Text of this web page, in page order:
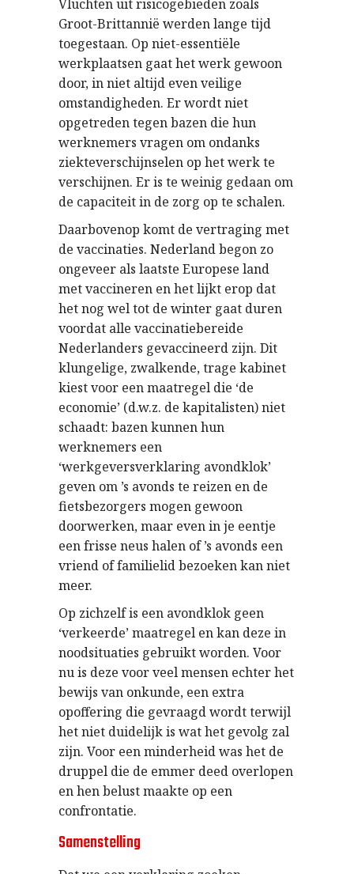
Vluchten uit risicogebieden zoals
Groot-Brittannië werden lange tijd
toegestaan. Op niet-essentiële
werkplaatsen gaat het werk gewoon
door, in niet altijd even veilige
omstandigheden. Er wordt niet
opgetreden tegen bazen die hun
werknemers vragen om ondanks
ziekteverschijnselen op het werk te
verschijnen. Er is te weinig gedaan om
de capaciteit in de zorg op te schalen.
Daarbovenop komt de vertraging met
de vaccinaties. Nederland begon zo
ongeveer als laatste Europese land
met vaccineren en het lijkt erop dat
het nog wel tot de winter gaat duren
voordat alle vaccinatiebereide
Nederlanders gevaccineerd zijn. Dit
klungelige, zwalkende, trage kabinet
kiest voor een maatregel die ‘de
economie’ (d.w.z. de kapitalisten) niet
schaadt: bazen kunnen hun
werknemers een
‘werkgeversverklaring avondklok’
geven om ’s avonds te reizen en de
fietsbezorgers mogen gewoon
doorwerken, maar even in je eentje
een frisse neus halen of ’s avonds een
vriend of familielid bezoeken kan niet
meer.
Op zichzelf is een avondklok geen
‘verkeerde’ maatregel en kan deze in
noodsituaties gebruikt worden. Voor
nu is deze voor veel mensen echter het
bewijs van onkunde, een extra
opoffering die gevraagd wordt terwijl
het niet duidelijk is wat het gevolg zal
zijn. Voor een minderheid was het de
druppel die de emmer deed overlopen
en hen belust maakte op een
confrontatie.
Samenstelling